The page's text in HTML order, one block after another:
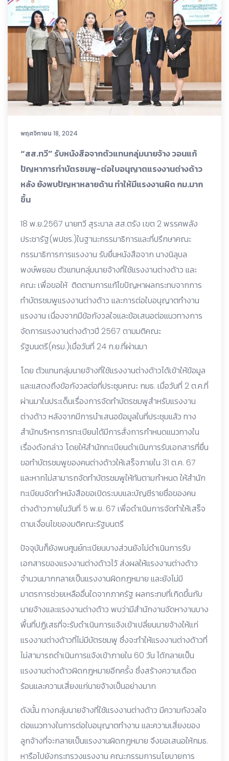
พฤศจิกายน 18, 2024
“สส.ทวี” รับหนังสือจากตัวแทนกลุ่มนายจ้าง วอนแก้
ปัญหาการทำบัตรชมพู-ต่อใบอนุญาตแรงงานต่างด้าว
หลัง ยังพบปัญหาหลายด้าน ทำให้มีแรงงานผิด กม.มาก
ขึ้น
18 พ.ย.2567 นายทวี สุระบาล สส.ตรัง เขต 2 พรรคพลัง
ประชารัฐ(พปชร.)ในฐานะกรรมาธิการและที่ปรึกษาคณะ
กรรมาธิการการแรงงาน รับยื่นหนังสือจาก นางนิลุบล
พงษ์พยอม ตัวแทนกลุ่มนายจ้างที่ใช้แรงงานต่างด้าว และ
คณะ เพื่อขอให้ ติดตามการแก้ไขปัญหาผลกระทบจากการ
ทำบัตรชมพูแรงงานต่างด้าว และการต่อใบอนุญาตทำงาน
แรงงาน เนื่องจากมีข้อกังวลใจและข้อเสนอต่อแนวทางการ
จัดการแรงงานต่างด้าวปี 2567 ตามมติคณะ
รัฐมนตรี(ครม.)เมื่อวันที่ 24 ก.ย.ที่ผ่านมา
โดย ตัวแทนกลุ่มนายจ้างที่ใช้แรงงานต่างด้าวได้เข้าให้ข้อมูล
และแสดงถึงข้อกังวลต่อที่ประชุมคณะ กมธ. เมื่อวันที่ 2 ต.ค.ที่
ผ่านมาในประเด็นเรื่องการจัดทำบัตรชมพูสำหรับแรงงาน
ต่างด้าว หลังจากมีการนำเสนอข้อมูลในที่ประชุมแล้ว ทาง
สำนักบริหารการทะเบียนได้มีการสั่งการกำหนดแนวทางใน
เรื่องดังกล่าว โดยให้สำนักทะเบียนดำเนินการรับเอกสารที่ยื่น
ขอทำบัตรชมพูของคนต่างด้าวให้เสร็จภายใน 31 ต.ค. 67
และหากไม่สามารถจัดทำบัตรชมพูให้ทันตามกำหนด ให้สำนัก
ทะเบียนจัดทำหนังสือขอเปิดระบบและบัญชีรายชื่อของคน
ต่างด้าวภายในวันที่ 5 พ.ย. 67 เพื่อดำเนินการจัดทำให้เสร็จ
ตามเงื่อนไขของมติคณะรัฐมนตรี
ปัจจุบันก็ยังพบศูนย์ทะเบียนบางส่วนยังไม่ดำเนินการรับ
เอกสารของแรงงานต่างด้าวไว้ ส่งผลให้แรงงานต่างด้าว
จำนวนมากกลายเป็นแรงงานผิดกฎหมาย และยังไม่มี
มาตรการช่วยเหลืออื่นใดจากภาครัฐ ผลกระทบที่เกิดขึ้นกับ
นายจ้างและแรงงานต่างด้าว พบว่ามีสำนักงานจัดหางานบาง
พื้นที่ปฏิเสธที่จะรับดำเนินการแจ้งเข้าเปลี่ยนนายจ้างให้แก่
แรงงานต่างด้าวที่ไม่มีบัตรชมพู ซึ่งจะทำให้แรงงานต่างด้าวที่
ไม่สามารถดำเนินการแจ้งเข้าภายใน 60 วัน ได้กลายเป็น
แรงงานต่างด้าวผิดกฎหมายอีกครั้ง ซึ่งสร้างความเดือด
ร้อนและความเสี่ยงแก่นายจ้างเป็นอย่างมาก
ดังนั้น ทางกลุ่มนายจ้างที่ใช้แรงงานต่างด้าว มีความกังวลใจ
ต่อแนวทางในการต่อใบอนุญาตทำงาน และความเสี่ยงของ
ลูกจ้างที่จะกลายเป็นแรงงานผิดกฎหมาย จึงขอเสนอให้กมธ.
หารือไปยังกระทรวงแรงงาน คณะกรรมการนโยบายการ